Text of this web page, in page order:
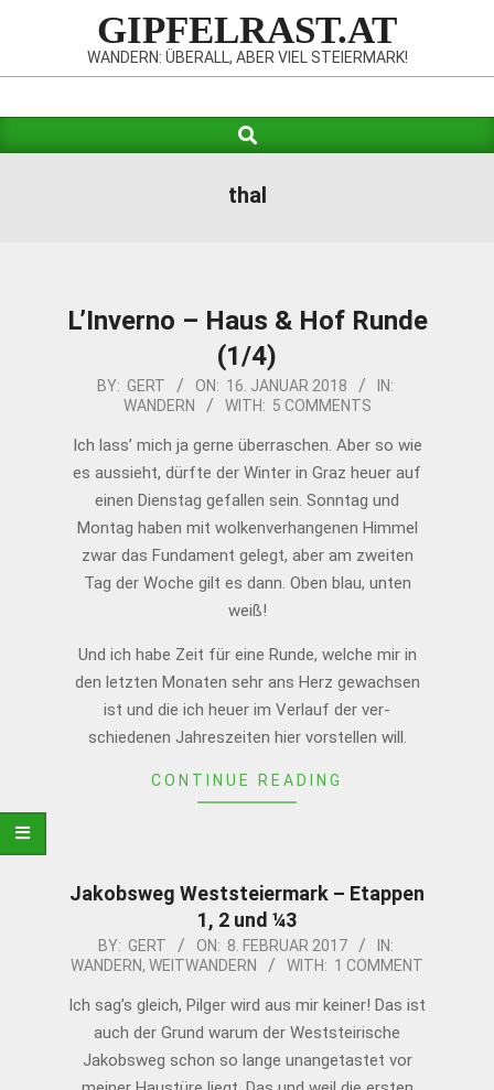
GIPFELRAST.AT
WANDERN: ÜBERALL, ABER VIEL STEIERMARK!
Navigation
Search
thal
L’Inverno – Haus & Hof Runde
(1/4)
2018-
16
BY: GERT ON: 16. JANUAR 2018
IN:
WANDERN
WITH: 5 COMMENTS
Ich lass’ mich ja gerne über­raschen. Aber so wie
es aussieht, dürfte der Winter in Graz heuer auf
einen Dienstag gefallen sein. Sonntag und
Montag haben mit wolken­verhangenen Himmel
zwar das Fundament gelegt, aber am zweiten
Tag der Woche gilt es dann. Oben blau, unten
weiß!
Und ich habe Zeit für eine Runde, welche mir in
den letzten Monaten sehr ans Herz gewachsen
ist und die ich heuer im Verlauf der ver­
schiedenen Jahres­zeiten hier vor­stellen will.
CONTINUE READING
Jakobsweg Weststeiermark – Etappen
1, 2 und ¼3
2017-
02-
08
BY: GERT ON: 8. FEBRUAR 2017
IN:
WANDERN, WEITWANDERN WITH: 1 COMMENT
Ich sag’s gleich, Pilger wird aus mir keiner! Das ist
auch der Grund warum der Weststeirische
Jakobsweg schon so lange unangetastet vor